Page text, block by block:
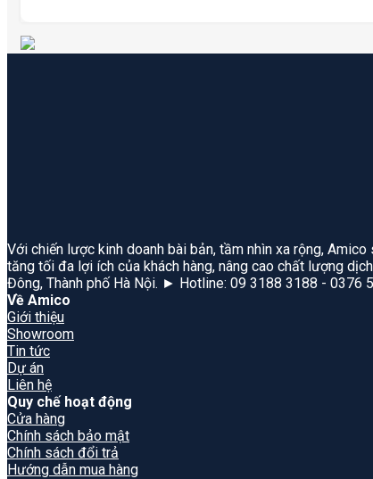
Với chiến lược kinh doanh bài bản, tầm nhìn xa rộng,
tăng tối đa lợi ích của khách hàng, nâng cao chất lượng
Đông, Thành phố Hà Nội. ► Hotline: 09 3188 3188 - 0376
Về Amico
Giới thiệu
Showroom
Tin tức
Dự án
Liên hệ
Quy chế hoạt động
Cửa hàng
Chính sách bảo mật
Chính sách đổi trả
Hướng dẫn mua hàng